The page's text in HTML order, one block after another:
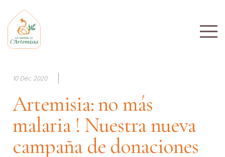
10 Déc. 2020
Artemisia: no más
malaria ! Nuestra nueva
campaña de donaciones